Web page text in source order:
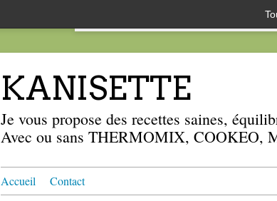
KANISETTE
Je vous propose des recettes saines,
Avec ou sans THERMOMIX, COOKEO,
Accueil Contact